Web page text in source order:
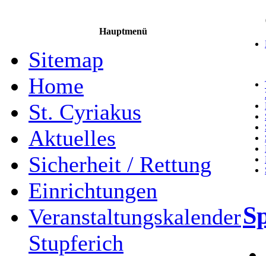
Hauptmenü
Sitemap
Home
St. Cyriakus
Aktuelles
Sicherheit / Rettung
Einrichtungen
Veranstaltungskalender
Stupferich